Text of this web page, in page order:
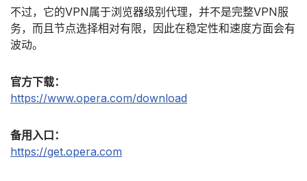
不过，它的VPN属于浏览器级别代理，并不是完整VPN服
务，而且节点选择相对有限，因此在稳定性和速度方面会有
波动。
官方下载：
https://www.opera.com/download
备用入口：
https://get.opera.com